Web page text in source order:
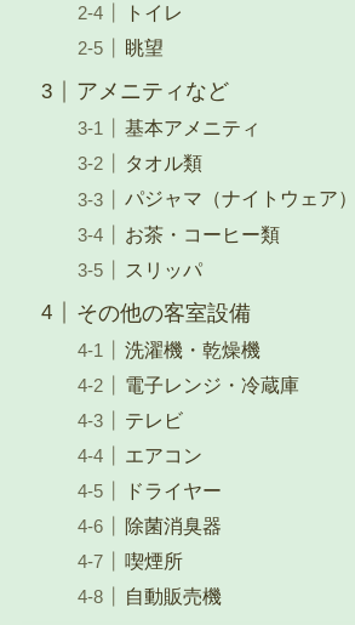
トイレ
眺望
アメニティなど
基本アメニティ
タオル類
パジャマ（ナイトウェア）
お茶・コーヒー類
スリッパ
その他の客室設備
洗濯機・乾燥機
電子レンジ・冷蔵庫
テレビ
エアコン
ドライヤー
除菌消臭器
喫煙所
自動販売機